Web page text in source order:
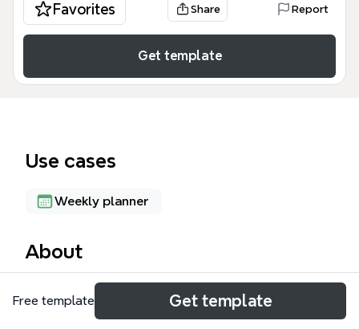
Favorites Share Report
Get template
Use cases
Weekly planner
About
周计划模板是一个以一周七天为框架的日程管理工具，
覆盖周日到周六的每日时段（白天、中午、晚上）以及
Free template Get template